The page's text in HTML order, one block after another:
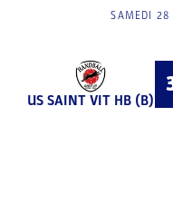
SAMEDI 28
US SAINT VIT HB (B)